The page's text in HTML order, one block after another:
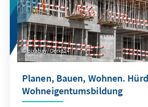
pixabay/ Derks24
Planen, Bauen, Wohnen.
Wohneigentumsbildung